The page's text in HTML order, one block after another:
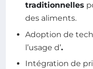
traditionnelles
des aliments.
Adoption de
l’usage d’.
Intégration de